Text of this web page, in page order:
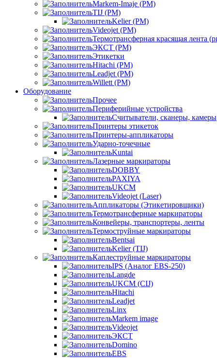
Markem-Imaje (РМ)
TIJ (РМ)
Kelier (РМ)
Videojet (РМ)
Термотрансферная красящая лента
ЭКСТ (РМ)
Этикетки
Hitachi (РМ)
Leadjet (РМ)
Willett (РМ)
Оборудование
Прочее
Периферийные устройства
Считыватели, сканеры, камеры
Принтеры этикеток
Принтеры-аппликаторы
Ударно-точечные
Kuntai
Лазерные маркираторы
DOBBY
PAXIYA
UKCM
Videojet (Laser)
Аппликаторы (Этикетировщики)
Термотрансферные маркираторы
Конвейеры, транспортеры, ленты
Термоструйные маркираторы
Bentsai
Kelier (TIJ)
Каплеструйные маркираторы
IPS (Аналог EBS-250)
Langde
UKCM (CIJ)
Hitachi
Leadjet
Linx
Markem image
Videojet
ЭКСТ
Domino
EBS